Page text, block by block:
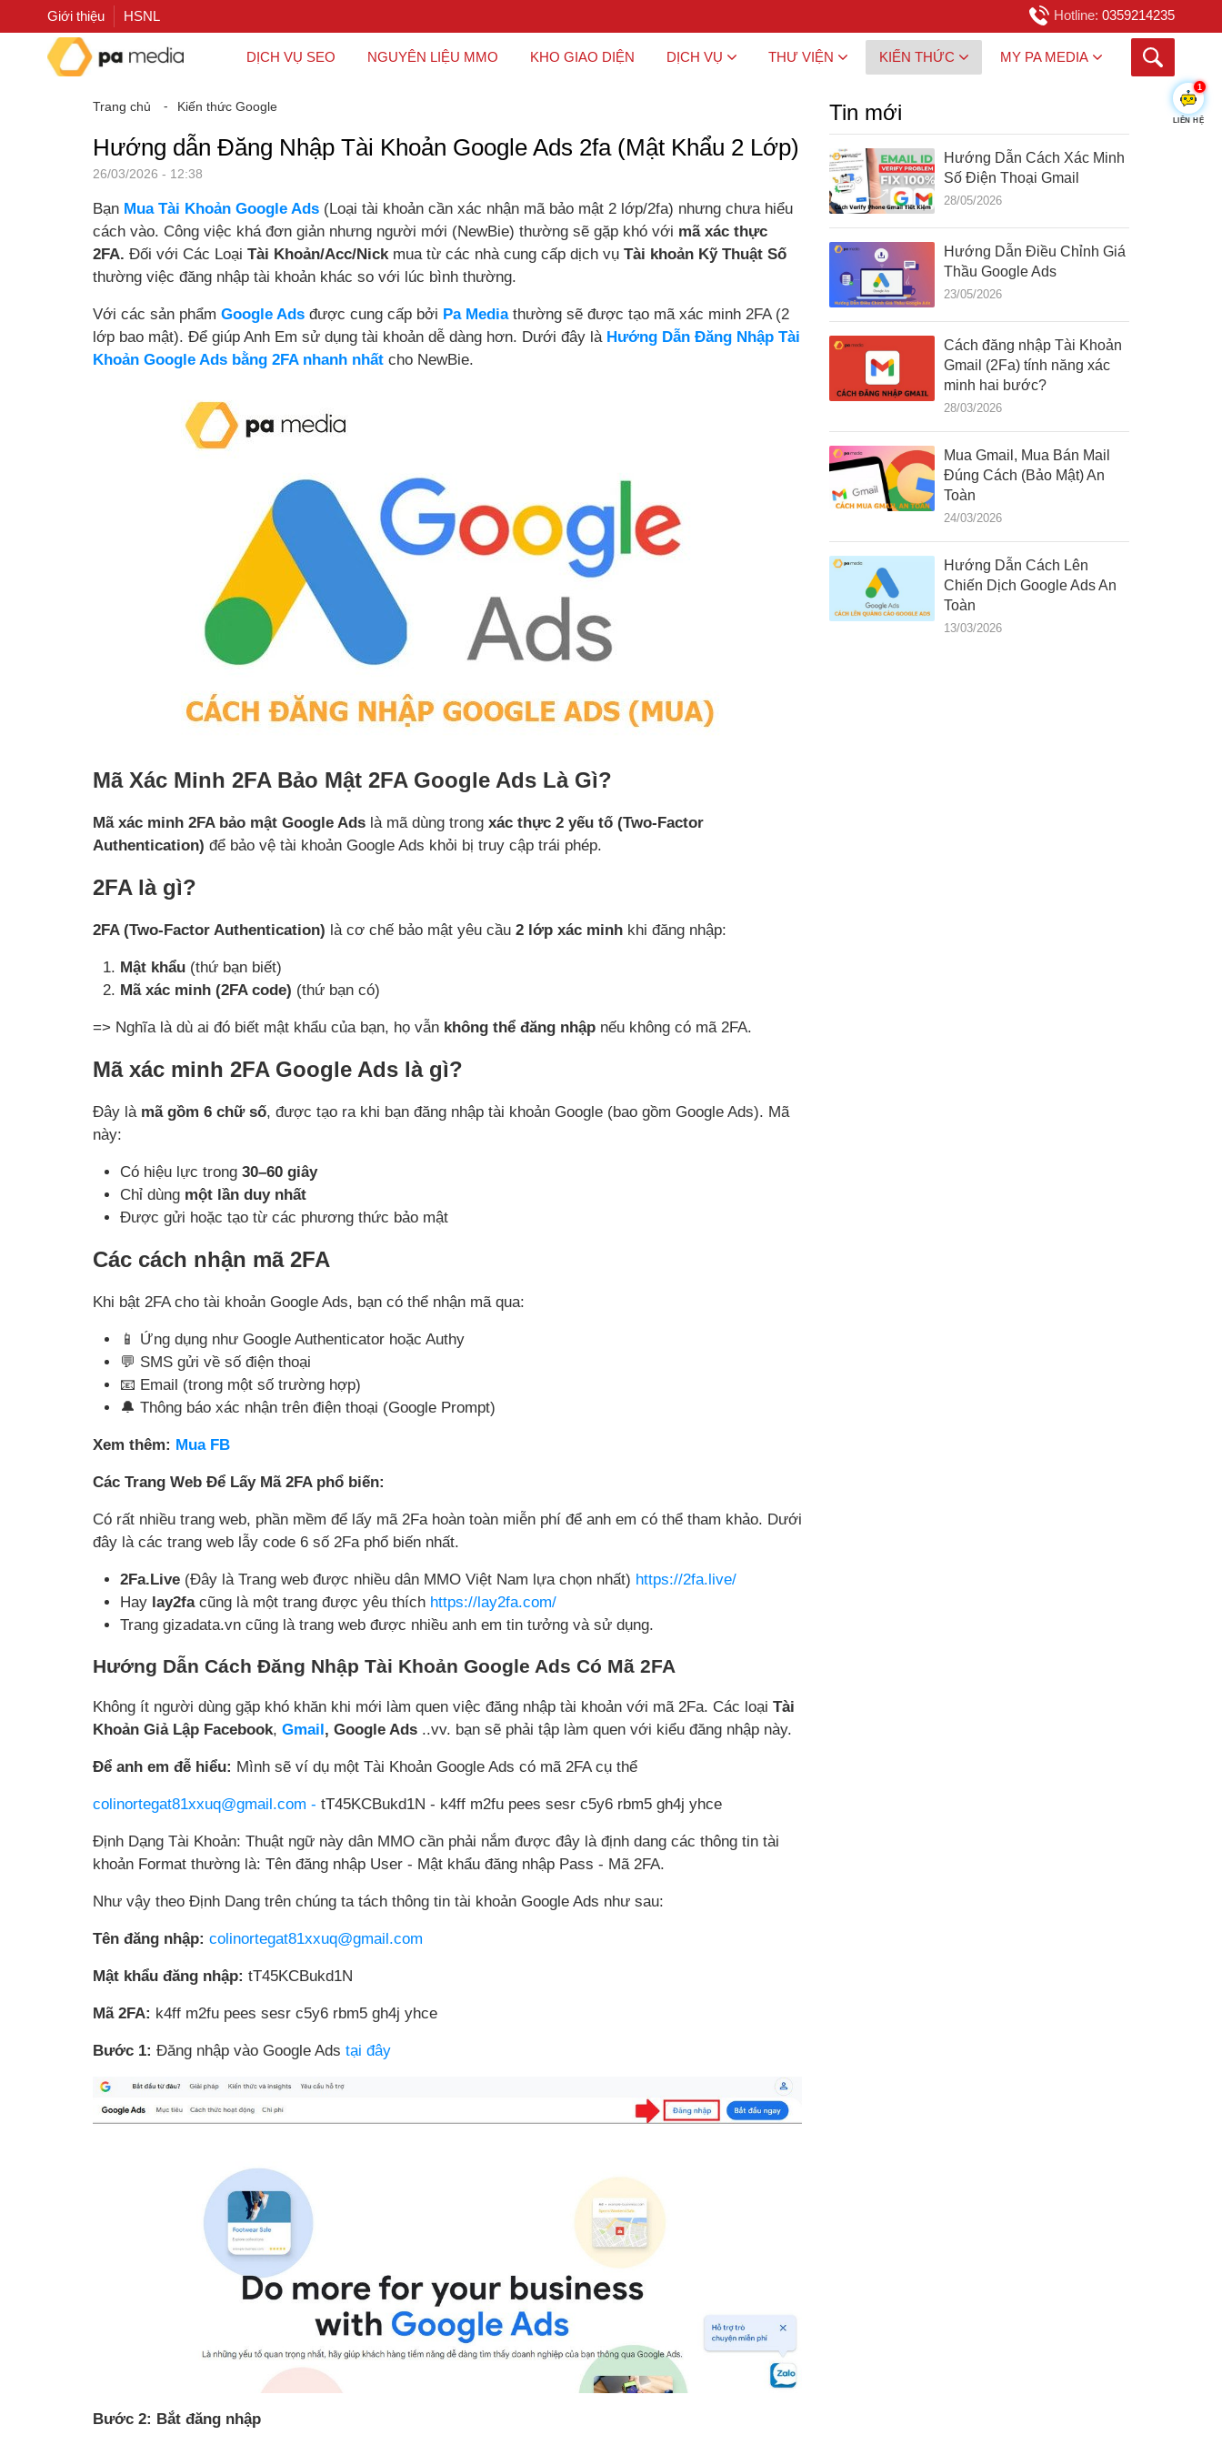
Giới thiệu HSNL Hotline: 0359214235
DỊCH VỤ SEO NGUYÊN LIỆU MMO KHO GIAO DIỆN DỊCH VỤ THƯ VIỆN KIẾN THỨC MY PA MEDIA
Trang chủ ⁃ Kiến thức Google
Hướng dẫn Đăng Nhập Tài Khoản Google Ads 2fa (Mật Khẩu 2 Lớp)
26/03/2026 - 12:38
Bạn Mua Tài Khoản Google Ads (Loại tài khoản cần xác nhận mã bảo mật 2 lớp/2fa) nhưng chưa hiểu
cách vào. Công việc khá đơn giản nhưng người mới (NewBie) thường sẽ gặp khó với mã xác thực
2FA. Đối với Các Loại Tài Khoản/Acc/Nick mua từ các nhà cung cấp dịch vụ Tài khoản Kỹ Thuật Số
thường việc đăng nhập tài khoản khác so với lúc bình thường.
Với các sản phẩm Google Ads được cung cấp bởi Pa Mediathường sẽ được tạo mã xác minh 2FA (2
lớp bao mật). Để giúp Anh Em sử dụng tài khoản dễ dàng hơn. Dưới đây là Hướng Dẫn Đăng Nhập Tài
Khoản Google Ads bằng 2FA nhanh nhất cho NewBie.
Mã Xác Minh 2FA Bảo Mật 2FA Google Ads Là Gì?
Mã xác minh 2FA bảo mật Google Ads là mã dùng trong xác thực 2 yếu tố (Two-Factor
Authentication) để bảo vệ tài khoản Google Ads khỏi bị truy cập trái phép.
2FA là gì?
2FA (Two-Factor Authentication) là cơ chế bảo mật yêu cầu 2 lớp xác minh khi đăng nhập:
Mật khẩu (thứ bạn biết)
Mã xác minh (2FA code) (thứ bạn có)
=> Nghĩa là dù ai đó biết mật khẩu của bạn, họ vẫn không thể đăng nhập nếu không có mã 2FA.
Mã xác minh 2FA Google Ads là gì?
Đây là mã gồm 6 chữ số, được tạo ra khi bạn đăng nhập tài khoản Google (bao gồm Google Ads). Mã
này:
Có hiệu lực trong 30–60 giây
Chỉ dùng một lần duy nhất
Được gửi hoặc tạo từ các phương thức bảo mật
Các cách nhận mã 2FA
Khi bật 2FA cho tài khoản Google Ads, bạn có thể nhận mã qua:
📱 Ứng dụng như Google Authenticator hoặc Authy
💬 SMS gửi về số điện thoại
📧 Email (trong một số trường hợp)
🔔 Thông báo xác nhận trên điện thoại (Google Prompt)
Xem thêm: Mua FB
Các Trang Web Để Lấy Mã 2FA phổ biến:
Có rất nhiều trang web, phần mềm để lấy mã 2Fa hoàn toàn miễn phí để anh em có thể tham khảo. Dưới
đây là các trang web lẫy code 6 số 2Fa phổ biến nhất.
2Fa.Live (Đây là Trang web được nhiều dân MMO Việt Nam lựa chọn nhất) https://2fa.live/
Hay lay2facũng là một trang được yêu thích https://lay2fa.com/
Trang gizadata.vn cũng là trang web được nhiều anh em tin tưởng và sử dụng.
Hướng Dẫn Cách Đăng Nhập Tài Khoản Google Ads Có Mã 2FA
Không ít người dùng gặp khó khăn khi mới làm quen việc đăng nhập tài khoản với mã 2Fa. Các loại Tài
Khoản Giả Lập Facebook, Gmail, Google Ads ..vv. bạn sẽ phải tập làm quen với kiểu đăng nhập này.
Để anh em đễ hiểu: Mình sẽ ví dụ một Tài Khoản Google Ads có mã 2FA cụ thể
colinortegat81xxuq@gmail.com - tT45KCBukd1N - k4ff m2fu pees sesr c5y6 rbm5 gh4j yhce
Định Dạng Tài Khoản: Thuật ngữ này dân MMO cần phải nắm được đây là định dang các thông tin tài
khoản Format thường là: Tên đăng nhập User - Mật khẩu đăng nhập Pass - Mã 2FA.
Như vậy theo Định Dang trên chúng ta tách thông tin tài khoản Google Ads như sau:
Tên đăng nhập: colinortegat81xxuq@gmail.com
Mật khẩu đăng nhập: tT45KCBukd1N
Mã 2FA: k4ff m2fu pees sesr c5y6 rbm5 gh4j yhce
Bước 1: Đăng nhập vào Google Ads tại đây
Bước 2: Bắt đăng nhập
Tin mới
Hướng Dẫn Cách Xác Minh
Số Điện Thoại Gmail
28/05/2026
Hướng Dẫn Điều Chỉnh Giá
Thầu Google Ads
23/05/2026
Cách đăng nhập Tài Khoản
Gmail (2Fa) tính năng xác
minh hai bước?
28/03/2026
Mua Gmail, Mua Bán Mail
Đúng Cách (Bảo Mật) An
Toàn
24/03/2026
Hướng Dẫn Cách Lên
Chiến Dịch Google Ads An
Toàn
13/03/2026
1
LIÊN HỆ